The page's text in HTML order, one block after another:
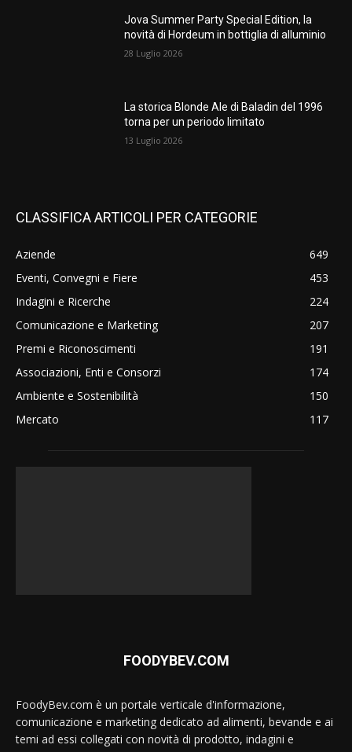
Jova Summer Party Special Edition, la
novità di Hordeum in bottiglia di alluminio
28 Luglio 2026
La storica Blonde Ale di Baladin del 1996
torna per un periodo limitato
13 Luglio 2026
CLASSIFICA ARTICOLI PER CATEGORIE
Aziende
649
Eventi, Convegni e Fiere
453
Indagini e Ricerche
224
Comunicazione e Marketing
207
Premi e Riconoscimenti
191
Associazioni, Enti e Consorzi
174
Ambiente e Sostenibilità
150
Mercato
117
FOODYBEV.COM
FoodyBev.com è un portale verticale d'informazione,
comunicazione e marketing dedicato ad alimenti, bevande e ai
temi ad essi collegati con novità di prodotto, indagini e